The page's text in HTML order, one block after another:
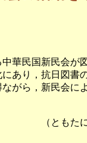
華民国新民会が
あり，抗日図書
がら，新民会に
（とも